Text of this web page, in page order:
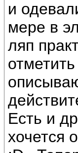
и
мере в
ляп
Есть и
хочется